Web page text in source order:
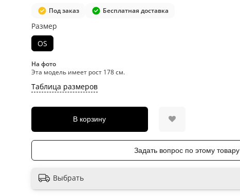
Под заказ Бесплатная доставка
Таблица размеров
В корзину
Размер
OS
На фото
Эта модель имеет рост 178 см.
Задать вопрос по этому товару
Выбрать